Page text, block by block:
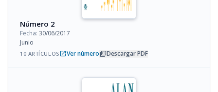
Número 2
Fecha: 30/06/2017
Junio
10 ARTÍCULOSopen_in_newVer númeropicture_as_pdfDescargar PDF